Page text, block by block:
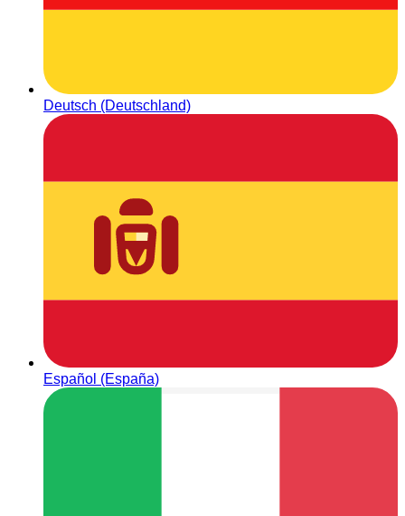
Deutsch (Deutschland)
Español (España)